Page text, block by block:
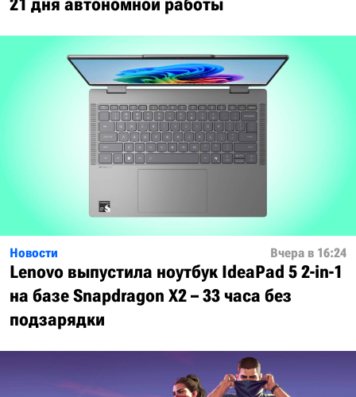
21 дня автономной работы
Новости Вчера в 16:24
Lenovo выпустила ноутбук IdeaPad 5 2-in-1
на базе Snapdragon X2 – 33 часа без
подзарядки